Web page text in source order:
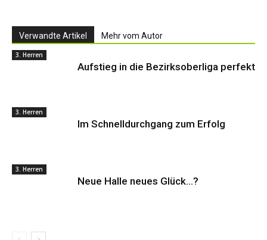
Verwandte Artikel Mehr vom Autor
3. Herren
Aufstieg in die Bezirksoberliga perfekt
3. Herren
Im Schnelldurchgang zum Erfolg
3. Herren
Neue Halle neues Glück…?